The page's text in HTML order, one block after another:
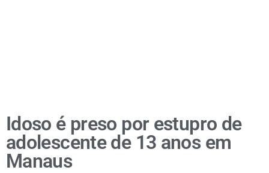
Idoso é preso por estupro de
adolescente de 13 anos em
Manaus